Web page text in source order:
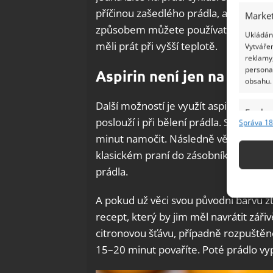
obsahu.
Funkce
Správa
příčinou zašedlého prádla, a jako
způsobem můžete používat také
měli prát při vyšší teplotě.
Aspirin není jen na
Další možností je využít aspirin. Ten
poslouží i při bělení prádla. Stačí
minut namočit. Následně věci
klasickém praní do zásobníku na
prádla.
A pokud už věci svou původní barvu
recept, který by jim měl navrátit
citronovou šťávu, případně
15–20 minut povaříte. Poté prádlo